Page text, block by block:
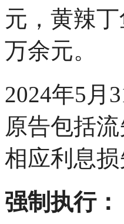
元，黄辣
万余元。
2024年5月
原告包括
相应利息损
强制执行：